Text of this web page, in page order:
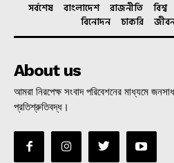
সর্বশেষ বাংলাদেশ রাজনীতি বিশ্ব
বিনোদন
চাকরি
About us
আমরা নিরপেক্ষ সংবাদ পরিবেশনের মাধ্যমে
প্রতিশ্রুতিবদ্ধ।